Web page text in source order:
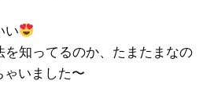
い
を知ってるのか、たまたまなの
ゃいました〜